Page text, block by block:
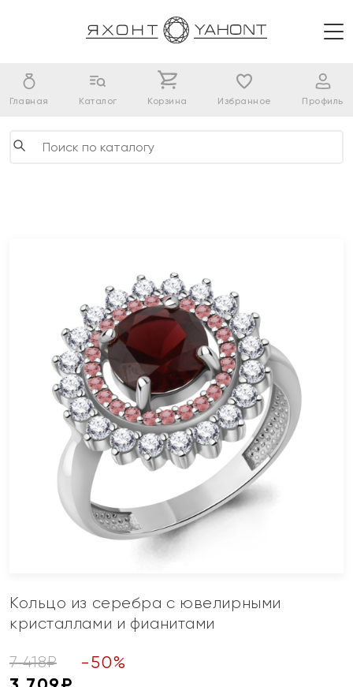
Главная Каталог Корзина Избранное Профиль
Кольцо из серебра с ювелирными
кристаллами и фианитами
7 418₽ -50%